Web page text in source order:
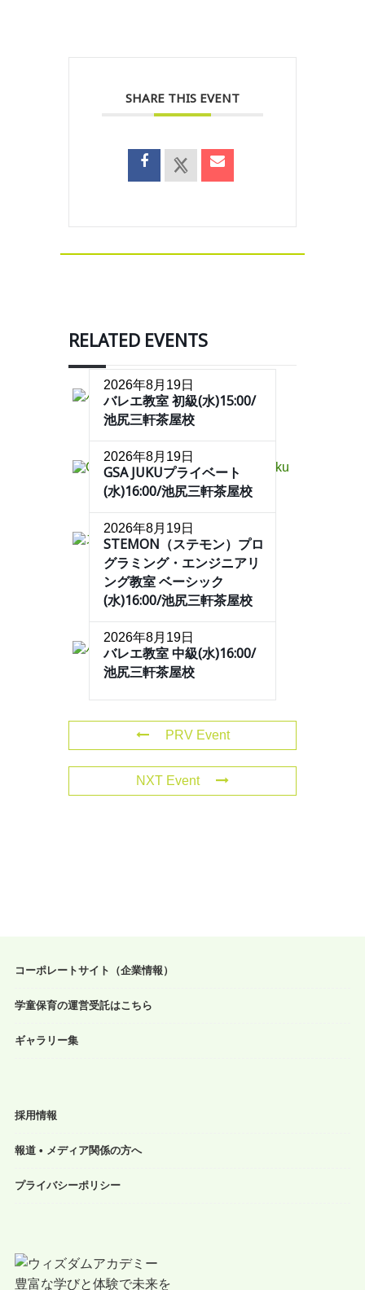
SHARE THIS EVENT
RELATED EVENTS
2026年8月19日
バレエ教室 初級(水)15:00/
池尻三軒茶屋校
2026年8月19日
GSA JUKUプライベート
(水)16:00/池尻三軒茶屋校
2026年8月19日
STEMON（ステモン）プロ
グラミング・エンジニアリ
ング教室 ベーシック
(水)16:00/池尻三軒茶屋校
2026年8月19日
バレエ教室 中級(水)16:00/
池尻三軒茶屋校
PRV Event
NXT Event
コーポレートサイト（企業情報）
学童保育の運営受託はこちら
ギャラリー集
採用情報
報道 • メディア関係の方へ
プライバシーポリシー